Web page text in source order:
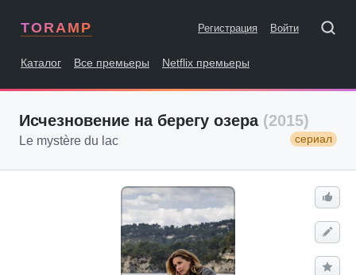
TORAMP Регистрация Войти
Каталог Все премьеры Netflix премьеры
Исчезновение на берегу озера (2015)
сериал
Le mystère du lac